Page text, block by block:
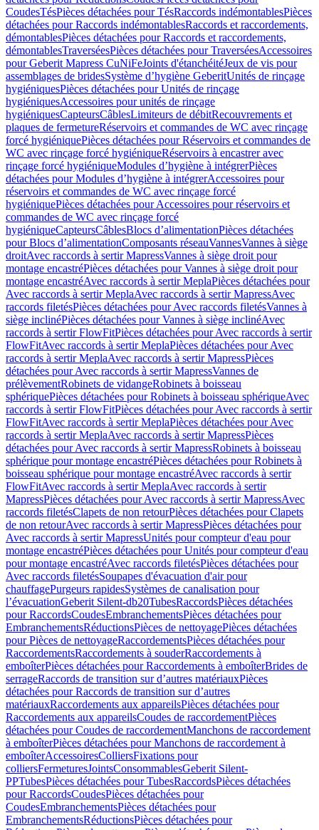
CoudesTésPièces détachées pour TésRaccords indémontablesPièces
détachées pour Raccords indémontablesRaccords et raccordements,
démontablesPièces détachées pour Raccords et raccordements,
démontablesTraverséesPièces détachées pour TraverséesAccessoires
pour Geberit Mapress CuNiFeJoints d'étanchéitéJeux de vis pour
assemblages de bridesSystème d’hygiène GeberitUnités de rinçage
hygiéniquesPièces détachées pour Unités de rinçage
hygiéniquesAccessoires pour unités de rinçage
hygiéniquesCapteursCâblesLimiteurs de débitRecouvrements et
plaques de fermetureRéservoirs et commandes de WC avec rinçage
forcé hygiéniquePièces détachées pour Réservoirs et commandes de
WC avec rinçage forcé hygiéniqueRéservoirs à encastrer avec
rinçage forcé hygiéniqueModules d’hygiène à intégrerPièces
détachées pour Modules d’hygiène à intégrerAccessoires pour
réservoirs et commandes de WC avec rinçage forcé
hygiéniquePièces détachées pour Accessoires pour réservoirs et
commandes de WC avec rinçage forcé
hygiéniqueCapteursCâblesBlocs d’alimentationPièces détachées
pour Blocs d’alimentationComposants réseauVannesVannes à siège
droitAvec raccords à sertir MapressVannes à siège droit pour
montage encastréPièces détachées pour Vannes à siège droit pour
montage encastréAvec raccords à sertir MeplaPièces détachées pour
Avec raccords à sertir MeplaAvec raccords à sertir MapressAvec
raccords filetésPièces détachées pour Avec raccords filetésVannes à
siège inclinéPièces détachées pour Vannes à siège inclinéAvec
raccords à sertir FlowFitPièces détachées pour Avec raccords à sertir
FlowFitAvec raccords à sertir MeplaPièces détachées pour Avec
raccords à sertir MeplaAvec raccords à sertir MapressPièces
détachées pour Avec raccords à sertir MapressVannes de
prélèvementRobinets de vidangeRobinets à boisseau
sphériquePièces détachées pour Robinets à boisseau sphériqueAvec
raccords à sertir FlowFitPièces détachées pour Avec raccords à sertir
FlowFitAvec raccords à sertir MeplaPièces détachées pour Avec
raccords à sertir MeplaAvec raccords à sertir MapressPièces
détachées pour Avec raccords à sertir MapressRobinets à boisseau
sphérique pour montage encastréPièces détachées pour Robinets à
boisseau sphérique pour montage encastréAvec raccords à sertir
FlowFitAvec raccords à sertir MeplaAvec raccords à sertir
MapressPièces détachées pour Avec raccords à sertir MapressAvec
raccords filetésClapets de non retourPièces détachées pour Clapets
de non retourAvec raccords à sertir MapressPièces détachées pour
Avec raccords à sertir MapressUnités pour compteur d'eau pour
montage encastréPièces détachées pour Unités pour compteur d'eau
pour montage encastréAvec raccords filetésPièces détachées pour
Avec raccords filetésSoupapes d'évacuation d'air pour
chauffagePurgeurs rapidesSystèmes de canalisation pour
l’évacuationGeberit Silent-db20TubesRaccordsPièces détachées
pour RaccordsCoudesEmbranchementsPièces détachées pour
EmbranchementsRéductionsPièces de nettoyagePièces détachées
pour Pièces de nettoyageRaccordementsPièces détachées pour
RaccordementsRaccordements à souderRaccordements à
emboîterPièces détachées pour Raccordements à emboîterBrides de
serrageRaccords de transition sur d’autres matériauxPièces
détachées pour Raccords de transition sur d’autres
matériauxRaccordements aux appareilsPièces détachées pour
Raccordements aux appareilsCoudes de raccordementPièces
détachées pour Coudes de raccordementManchons de raccordement
à emboîterPièces détachées pour Manchons de raccordement à
emboîterAccessoiresColliersFixations pour
colliersFermeturesJointsConsommablesGeberit Silent-
PPTubesPièces détachées pour TubesRaccordsPièces détachées
pour RaccordsCoudesPièces détachées pour
CoudesEmbranchementsPièces détachées pour
EmbranchementsRéductionsPièces détachées pour